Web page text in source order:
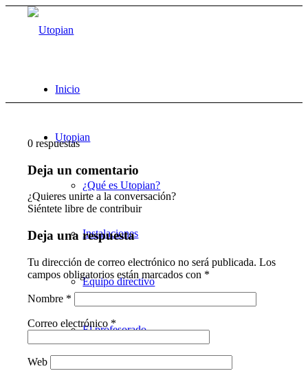
Inicio
Utopian
¿Qué es Utopian?
Instalaciones
Equipo directivo
El profesorado
0 respuestas
Deja un comentario
¿Quieres unirte a la conversación?
Siéntete libre de contribuir
Deja una respuesta
Tu dirección de correo electrónico no será publicada. Los
campos obligatorios están marcados con *
Nombre *
Correo electrónico*
Web